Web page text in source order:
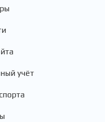
учёт